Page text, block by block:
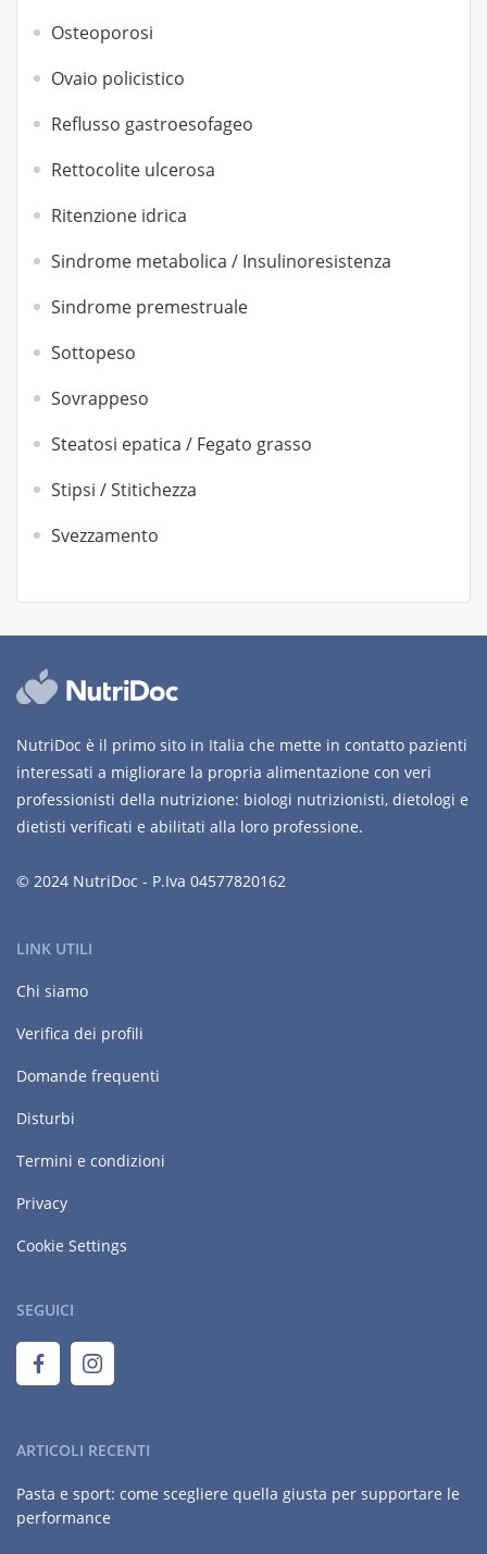
Osteoporosi
Ovaio policistico
Reflusso gastroesofageo
Rettocolite ulcerosa
Ritenzione idrica
Sindrome metabolica / Insulinoresistenza
Sindrome premestruale
Sottopeso
Sovrappeso
Steatosi epatica / Fegato grasso
Stipsi / Stitichezza
Svezzamento
NutriDoc è il primo sito in Italia che mette in contatto pazienti
interessati a migliorare la propria alimentazione con veri
professionisti della nutrizione: biologi nutrizionisti, dietologi e
dietisti verificati e abilitati alla loro professione.
© 2024 NutriDoc - P.Iva 04577820162
LINK UTILI
Chi siamo
Verifica dei profili
Domande frequenti
Disturbi
Termini e condizioni
Privacy
Cookie Settings
SEGUICI
ARTICOLI RECENTI
Pasta e sport: come scegliere quella giusta per supportare le
performance